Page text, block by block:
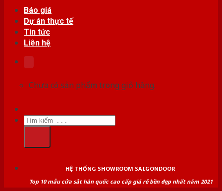
Báo giá
Dự án thực tế
Tin tức
Liên hệ
Chưa có sản phẩm trong giỏ hàng.
Tìm
kiếm:
HỆ THỐNG SHOWROOM SAIGONDOOR
Top 10 mẫu cửa sắt hàn quốc cao cấp giá rẻ bền đẹp nhất năm 2021